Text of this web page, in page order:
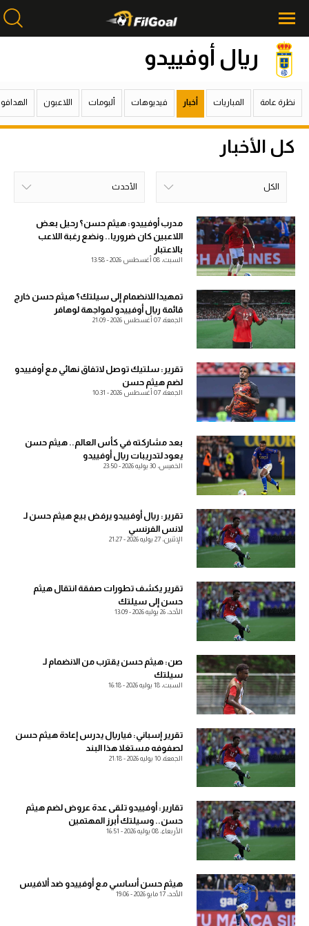
محتوى إخباري
الرئيسية
ميركاتو
فانتازي في الجول
مسابقة التوقعات
فيديوهات
عدسات
آراء حرة
بطولات
أمريكا 2026
الدوري المصري
الدوري الإنجليزي الممتاز
الدوري الإسباني
الدوري الإيطالي
الدوري الألماني
الدوري الفرنسي
دوري أبطال أوروبا
دوري أبطال إفريقيا
كل البطولات
أقسام
الكرة المصرية
الدوري المصري
الكرة الإفريقية
منتخب مصر
محتوى إخباري
الرئيسية
فانتازي في الجول
مسابقة التوقعات
فيديوهات
عدسات
آراء حرة
بطولات
كل البطولات
ريال أوفييدو
نظرة عامة المباريات أخبار فيديوهات ألبومات اللاعبون
كل الأخبار
الأحدث الكل
الكل
خلال اليوم
خلال الإسبوع
خلال الشهر
مدرب أوفييدو: هيثم حسن؟ رحيل بعض
اللاعبين كان ضروريا.. ونضع رغبة اللاعب
بالاعتبار
السبت، 08 أغسطس 2026 - 13:58
تمهيدا للانضمام إلى سيلتك؟ هيثم حسن خارج
قائمة ريال أوفييدو لمواجهة لوهافر
الجمعة، 07 أغسطس 2026 - 21:09
تقرير: سلتيك توصل لاتفاق نهائي مع أوفييدو
لضم هيثم حسن
الجمعة، 07 أغسطس 2026 - 10:31
بعد مشاركته في كأس العالم.. هيثم حسن
يعود لتدريبات ريال أوفييدو
الخميس، 30 يوليه 2026 - 23:50
تقرير: ريال أوفييدو يرفض بيع هيثم حسن لـ
لانس الفرنسي
الإثنين، 27 يوليه 2026 - 21:27
تقرير يكشف تطورات صفقة انتقال هيثم
حسن إلى سيلتك
الأحد، 26 يوليه 2026 - 13:09
صن: هيثم حسن يقترب من الانضمام لـ
سيلتك
السبت، 18 يوليه 2026 - 16:18
تقرير إسباني: فياريال يدرس إعادة هيثم حسن
لصفوفه مستغلا هذا البند
الجمعة، 10 يوليه 2026 - 21:18
تقارير: أوفييدو تلقى عدة عروض لضم هيثم
حسن.. وسيلتك أبرز المهتمين
الأربعاء، 08 يوليه 2026 - 16:51
هيثم حسن أساسي مع أوفييدو ضد ألافيس
الأحد، 17 مايو 2026 - 19:06